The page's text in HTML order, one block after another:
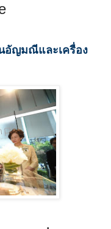
อัญมณีและเครื่อง